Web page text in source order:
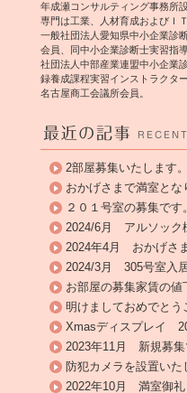
年成瀬コンサルティング事務所設
専門は工業、人材育成およびＩＴ
一般社団法人愛知県中小企業診
会員、同中小企業診断士実習指導
社団法人中部産業連盟中小企業
録養成課程実習インストラクター
名古屋商工会議所会員。
2部屋募集いたします
おかげさまで満室と
２０１号室の募集で
2024/6月 アルソッ
2024年4月 おかげさ
2024/3月 305号室入
お部屋の募集家賃の
明けましておめでと
Xmasディスプレイ
2023年11月 新規募
防犯カメラを設置い
2022年10月 満室御礼